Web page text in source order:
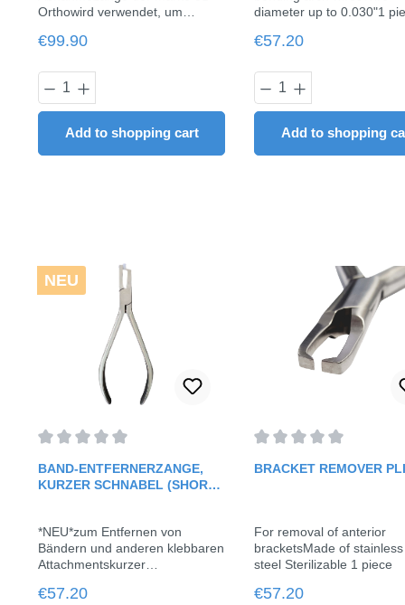
Orthowird verwendet, um
entfernen1 Stück
Regular price:
€99.90
Product Quantity: Enter the desired
Add to shopping cart
diameter up to 0.030"1
Regular price:
€57.20
Product
Add to shopping
NEU
BAND-ENTFERNERZANGE,
KURZER SCHNABEL (SHORT
*NEU*zum Entfernen von
Bändern und anderen klebbaren
Attachmentskurzer
rostfreiem Stahlsterilisierbar1
Regular price:
€57.20
BRACKET REMOVER
For removal of anterior
bracketsMade of stainless
steel Sterilizable 1 piece
Regular price:
€57.20